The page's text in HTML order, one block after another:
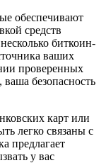
обеспечивают
средств
биткоин-
ваших
проверенных
, ваша безопасность
карт или
легко связаны с
предлагает
у вас